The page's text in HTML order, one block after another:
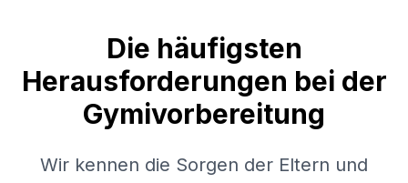
Die häufigsten
Herausforderungen bei der
Gymivorbereitung
Wir kennen die Sorgen der Eltern und